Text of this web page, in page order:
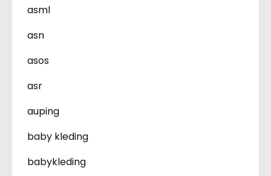
asml
asn
asos
asr
auping
baby kleding
babykleding